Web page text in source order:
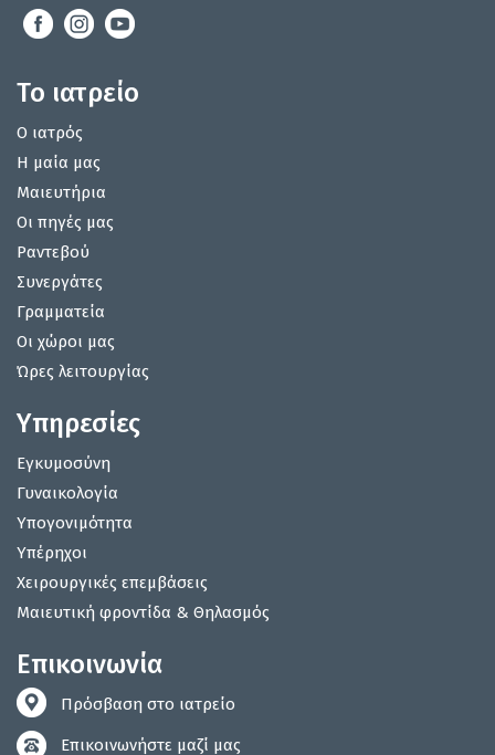
Το ιατρείο
Ο ιατρός
Η μαία μας
Μαιευτήρια
Οι πηγές μας
Ραντεβού
Συνεργάτες
Γραμματεία
Οι χώροι μας
Ώρες λειτουργίας
Υπηρεσίες
Εγκυμοσύνη
Γυναικολογία
Υπογονιμότητα
Υπέρηχοι
Χειρουργικές επεμβάσεις
Μαιευτική φροντίδα & Θηλασμός
Επικοινωνία
Πρόσβαση στο ιατρείο
Επικοινωνήστε μαζί μας